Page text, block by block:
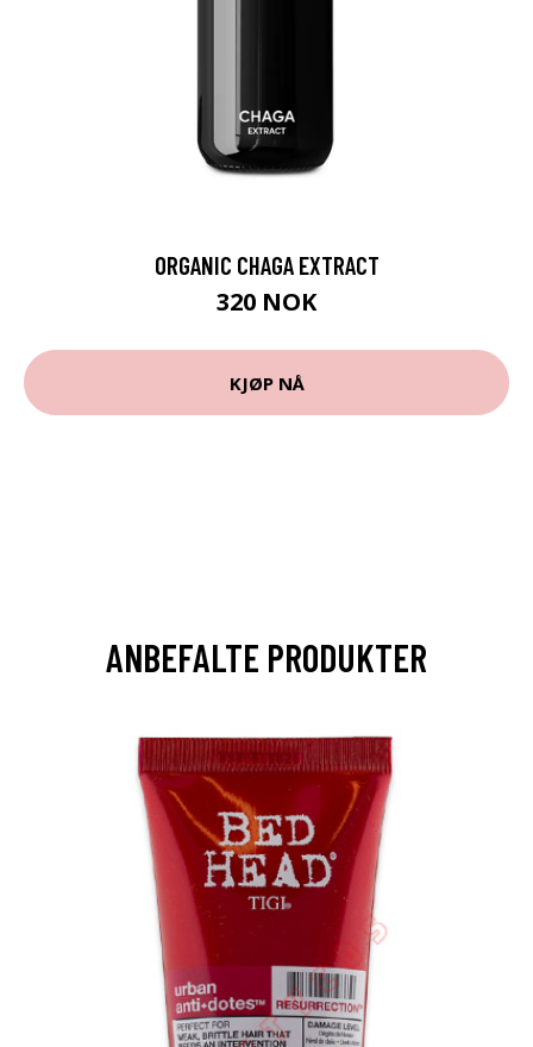
ORGANIC CHAGA EXTRACT
320 NOK
KJØP NÅ
ANBEFALTE PRODUKTER